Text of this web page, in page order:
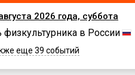
2026 года, суббота
в России
еще 39 событий